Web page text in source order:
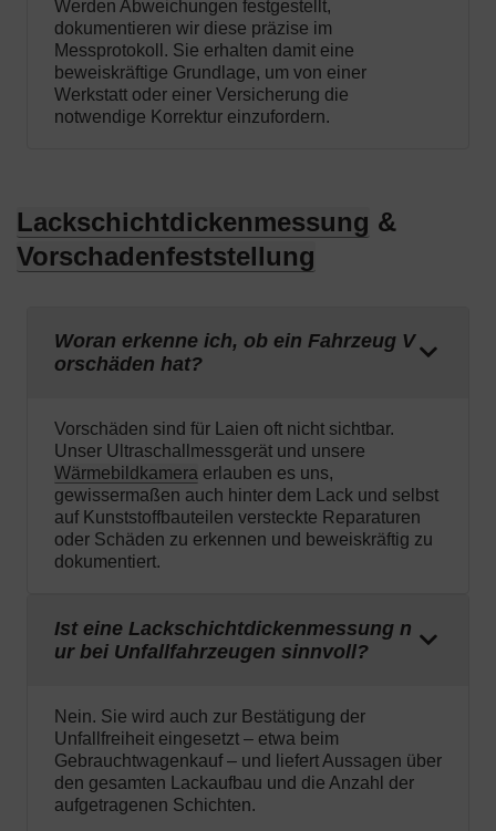
Werden Abweichungen festgestellt,
dokumentieren wir diese präzise im
Messprotokoll. Sie erhalten damit eine
beweiskräftige Grundlage, um von einer
Werkstatt oder einer Versicherung die
notwendige Korrektur einzufordern.
Lackschichtdickenmessung &
Vorschadenfeststellung
Woran erkenne ich, ob ein Fahrzeug V
orschäden hat?
Vorschäden sind für Laien oft nicht sichtbar.
Unser Ultraschallmessgerät und unsere
Wärmebildkamera erlauben es uns,
gewissermaßen auch hinter dem Lack und selbst
auf Kunststoffbauteilen versteckte Reparaturen
oder Schäden zu erkennen und beweiskräftig zu
dokumentiert.
Ist eine Lackschichtdickenmessung n
ur bei Unfallfahrzeugen sinnvoll?
Nein. Sie wird auch zur Bestätigung der
Unfallfreiheit eingesetzt – etwa beim
Gebrauchtwagenkauf – und liefert Aussagen über
den gesamten Lackaufbau und die Anzahl der
aufgetragenen Schichten.